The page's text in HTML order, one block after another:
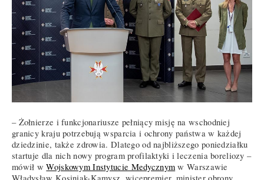
– Żołnierze i funkcjonariusze pełniący misję na wschodniej
granicy kraju potrzebują wsparcia i ochrony państwa w każdej
dziedzinie, także zdrowia. Dlatego od najbliższego poniedziałku
startuje dla nich nowy program profilaktyki i leczenia boreliozy –
mówił wWojskowym Instytucie Medycznym w Warszawie